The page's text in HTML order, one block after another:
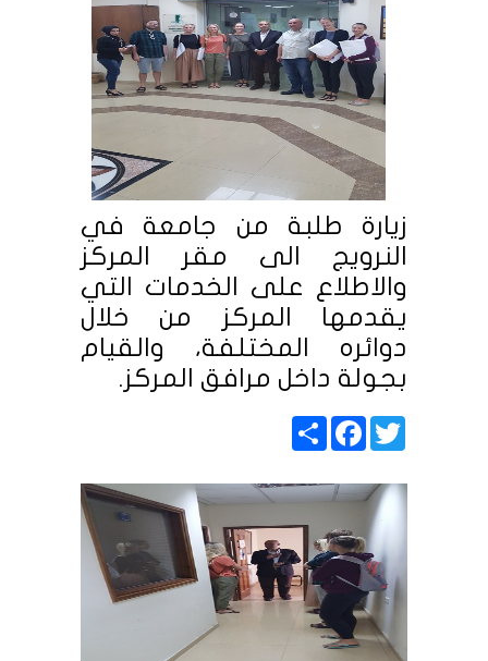
زيارة طلبة من جامعة في
النرويج الى مقر المركز
والاطلاع على الخدمات التي
يقدمها المركز من خلال
دوائره المختلفة، والقيام
بجولة داخل مرافق المركز.
Share
FacebookTwitter